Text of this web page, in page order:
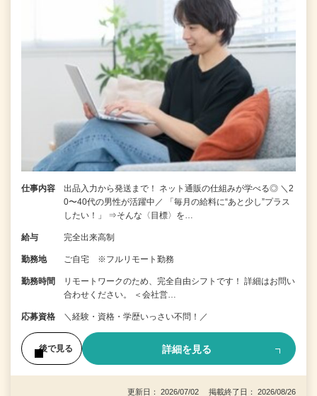
仕事内容
出品入力から発送まで！ ネット通販の仕組みが学べる◎ ＼2
0〜40代の男性が活躍中／ 「毎月の給料に“あと少し”プラス
したい！」 ⇒そんな〈目標〉を…
給与 完全出来高制
勤務地 ご自宅 ※フルリモート勤務
勤務時間
リモートワークのため、完全自由シフトです！ 詳細はお問い
合わせください。 ＜会社営…
応募資格 ＼経験・資格・学歴いっさい不問！／
後で見る 詳細を見る
更新日： 2026/07/02 掲載終了日： 2026/08/26